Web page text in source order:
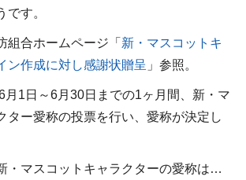
です。
合ホームページ「 新・マスコットキ
ン作成に対し感謝状贈呈 」参照。
月1日～6月30日までの1ヶ月間、新・マ
ター愛称の投票を行い、愛称が決定し
・マスコットキャラクターの愛称は…